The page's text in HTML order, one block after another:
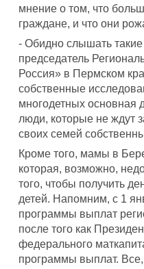
мнение о том, что
граждане, и что они
- Обидно слышать
председатель
Россия» в Пермском
собственные
многодетных основная
люди, которые не ждут
своих семей
Кроме того, мамы в
которая, возможно,
того, чтобы получить
детей. Напомним, с 1
программы выплат
после того как
федерального
программы выплат. Все,